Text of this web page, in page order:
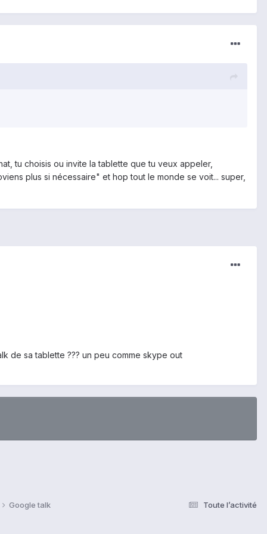
tu choisis ou invite la tablette que tu veux appeler,
plus si nécessaire" et hop tout le monde se voit... super,
de sa tablette ??? un peu comme skype out
Toute l’activité
Google talk